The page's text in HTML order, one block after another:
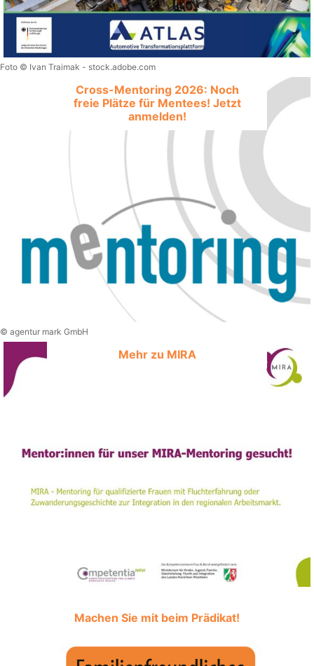
Foto © Ivan Traimak - stock.adobe.com
Cross-Mentoring 2026: Noch
freie Plätze für Mentees! Jetzt
anmelden!
© agentur mark GmbH
Mehr zu MIRA
Machen Sie mit beim Prädikat!